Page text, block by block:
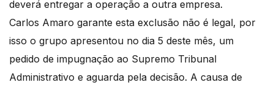
deverá entregar a operação a outra empresa.
Carlos Amaro garante esta exclusão não é legal, por
isso o grupo apresentou no dia 5 deste mês, um
pedido de impugnação ao Supremo Tribunal
Administrativo e aguarda pela decisão. A causa de